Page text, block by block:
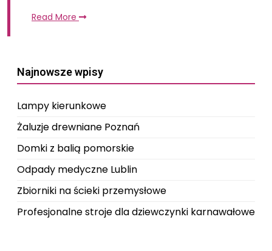
Read More
Najnowsze wpisy
Lampy kierunkowe
Żaluzje drewniane Poznań
Domki z balią pomorskie
Odpady medyczne Lublin
Zbiorniki na ścieki przemysłowe
Profesjonalne stroje dla dziewczynki karnawałowe